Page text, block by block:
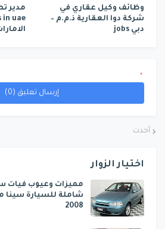
وظائف وكيل عقاري في
شركة دوا العقارية ذ.م.م –
دبي jobs
مدير
*
إرسال تعليق (0)
أحدث
اختيار الزوار
مميزات وعيوب فيات
2008